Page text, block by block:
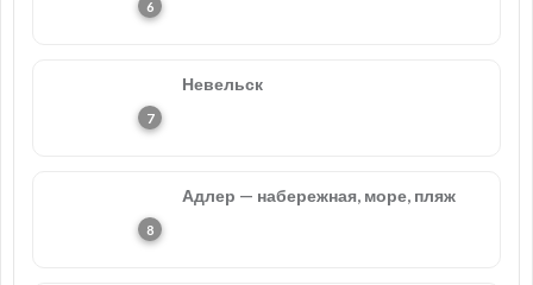
Невельск
Адлер — набережная, море, пляж